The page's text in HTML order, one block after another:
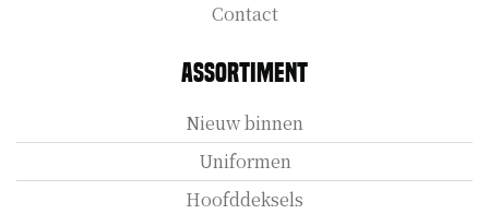
Contact
Assortiment
Nieuw binnen
Uniformen
Hoofddeksels